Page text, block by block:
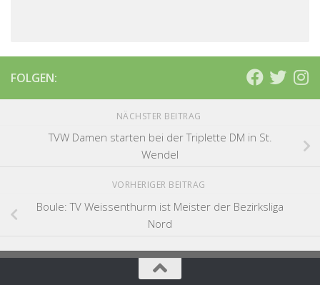
FOLGEN:
NÄCHSTER BEITRAG
TVW Damen starten bei der Triplette DM in St.
Wendel
VORHERIGER BEITRAG
Boule: TV Weissenthurm ist Meister der Bezirksliga
Nord